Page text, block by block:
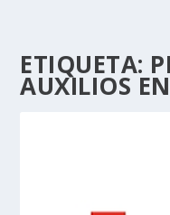
ETIQUETA:
AUXILIOS